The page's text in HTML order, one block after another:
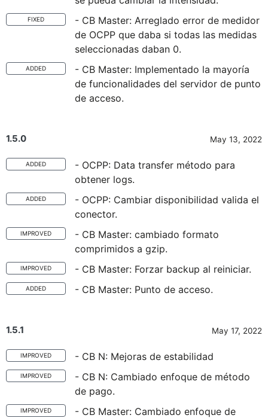
FIXED
- CB Master: Arreglado error de medidor
de OCPP que daba si todas las medidas
seleccionadas daban 0.
ADDED
- CB Master: Implementado la mayoría
de funcionalidades del servidor de punto
de acceso.
1.5.0 May 13, 2022
ADDED
- OCPP: Data transfer método para
obtener logs.
ADDED
- OCPP: Cambiar disponibilidad valida el
conector.
IMPROVED
- CB Master: cambiado formato
comprimidos a gzip.
IMPROVED - CB Master: Forzar backup al reiniciar.
ADDED - CB Master: Punto de acceso.
1.5.1 May 17, 2022
IMPROVED - CB N: Mejoras de estabilidad
IMPROVED
- CB N: Cambiado enfoque de método
de pago.
IMPROVED
- CB Master: Cambiado enfoque de